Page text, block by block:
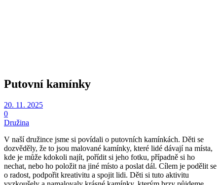
Putovní kamínky
20. 11. 2025
0
Družina
V naší družince jsme si povídali o putovních kamínkách. Děti se
dozvěděly, že to jsou malované kamínky, které lidé dávají na místa,
kde je může kdokoli najít, pořídit si jeho fotku, případně si ho
nechat, nebo ho položit na jiné místo a poslat dál. Cílem je podělit se
o radost, podpořit kreativitu a spojit lidi. Děti si tuto aktivitu